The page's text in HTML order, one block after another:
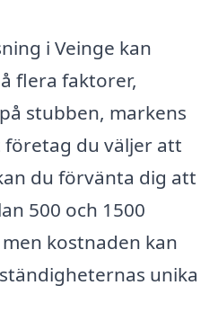
i Veinge kan
flera faktorer,
stubben, markens
du väljer att
du förvänta dig att
500 och 1500
kostnaden kan
unika